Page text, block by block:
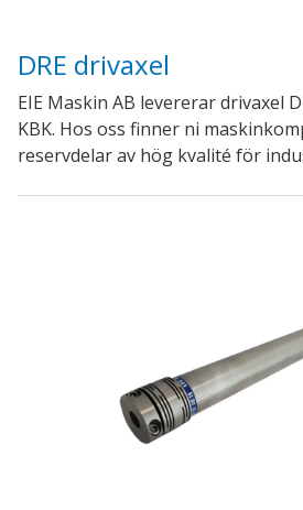
DRE drivaxel
EIE Maskin AB levererar drivaxel
KBK. Hos oss finner ni
reservdelar av hög kvalité för